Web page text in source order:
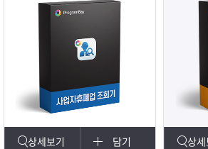
상세보기 담기 상